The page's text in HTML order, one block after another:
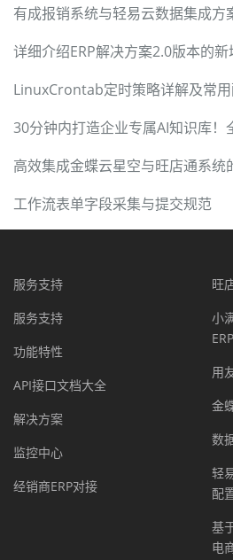
有成报销系统与轻易云数据集成方
详细介绍ERP解决方案2.0版本的
LinuxCrontab定时策略详解及常
30分钟内打造企业专属AI知识库
高效集成金蝶云星空与旺店通系统
工作流表单字段采集与提交规范
服务支持
服务支持
功能特性
API接口文档大全
解决方案
监控中心
经销商ERP对接
旺
小
ERP
用
金
数
轻
配
基
电